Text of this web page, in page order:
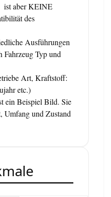
ist aber KEINE
des
Ausführungen
Fahrzeug Typ und
Art, Kraftstoff:
etc.)
ein Beispiel Bild. Sie
Umfang und Zustand